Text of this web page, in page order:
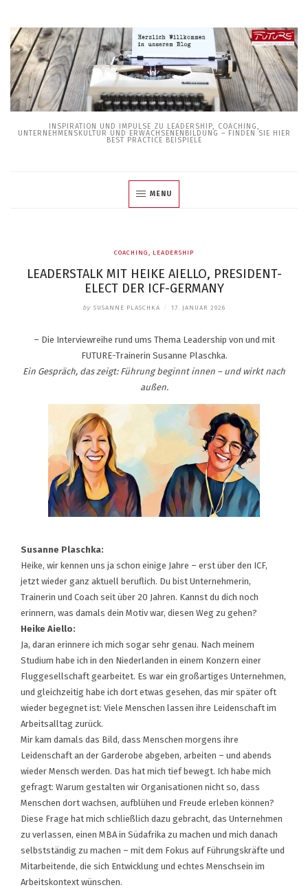
Skip
to
content
INSPIRATION UND IMPULSE ZU LEADERSHIP, COACHING,
UNTERNEHMENSKULTUR UND ERWACHSENENBILDUNG – FINDEN SIE HIER
BEST PRACTICE BEISPIELE
MENU
COACHING LEADERSHIP
LEADERSTALK MIT HEIKE AIELLO, PRESIDENT-
ELECT DER ICF-GERMANY
by SUSANNE PLASCHKA 17. JANUAR 2026
– Die Interviewreihe rund ums Thema Leadership von und mit
FUTURE-Trainerin Susanne Plaschka.
Ein Gespräch, das zeigt: Führung beginnt innen – und wirkt nach
außen.
Susanne Plaschka:
Heike, wir kennen uns ja schon einige Jahre – erst über den ICF,
jetzt wieder ganz aktuell beruflich. Du bist Unternehmerin,
Trainerin und Coach seit über 20 Jahren. Kannst du dich noch
erinnern, was damals dein Motiv war, diesen Weg zu gehen?
Heike Aiello:
Ja, daran erinnere ich mich sogar sehr genau. Nach meinem
Studium habe ich in den Niederlanden in einem Konzern einer
Fluggesellschaft gearbeitet. Es war ein großartiges Unternehmen,
und gleichzeitig habe ich dort etwas gesehen, das mir später oft
wieder begegnet ist: Viele Menschen lassen ihre Leidenschaft im
Arbeitsalltag zurück.
Mir kam damals das Bild, dass Menschen morgens ihre
Leidenschaft an der Garderobe abgeben, arbeiten – und abends
wieder Mensch werden. Das hat mich tief bewegt. Ich habe mich
gefragt: Warum gestalten wir Organisationen nicht so, dass
Menschen dort wachsen, aufblühen und Freude erleben können?
Diese Frage hat mich schließlich dazu gebracht, das Unternehmen
zu verlassen, einen MBA in Südafrika zu machen und mich danach
selbstständig zu machen – mit dem Fokus auf Führungskräfte und
Mitarbeitende, die sich Entwicklung und echtes Menschsein im
Arbeitskontext wünschen.